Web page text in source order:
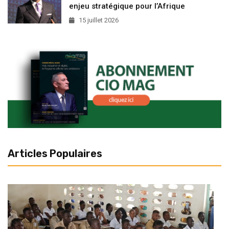
enjeu stratégique pour l’Afrique
15 juillet 2026
Articles Populaires